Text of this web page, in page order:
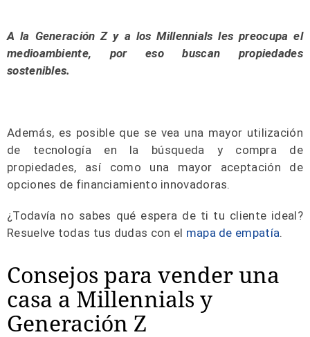
A la Generación Z y a los Millennials les preocupa el
medioambiente, por eso buscan propiedades
sostenibles.
Además, es posible que se vea una mayor utilización
de tecnología en la búsqueda y compra de
propiedades, así como una mayor aceptación de
opciones de financiamiento innovadoras.
¿Todavía no sabes qué espera de ti tu cliente ideal?
Resuelve todas tus dudas con el mapa de empatía.
Consejos para vender una
casa a Millennials y
Generación Z